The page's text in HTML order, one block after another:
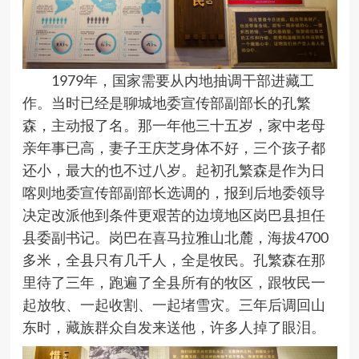
1979年，国家需要从内地抽调干部进藏工
作。当时已经是聊城地委宣传部副部长的孔繁
森，主动报了名。那一年他三十五岁，家中老母
亲年事已高，妻子王庆芝身体不好，三个孩子都
还小，最大的也不过八岁。起初孔繁森是作为日
喀则地委宣传部副部长选调的，报到后地委领导
决定改派他到条件更艰苦的边境地区岗巴县担任
县委副书记。岗巴在喜马拉雅山北麓，海拔4700
多米，全县只有几千人，全是牧民。孔繁森在那
里待了三年，跑遍了全县所有的牧区，跟牧民一
起放牧、一起收割、一起堵雪灾。三年后调回山
东时，藏族群众自发来送他，许多人掉了眼泪。